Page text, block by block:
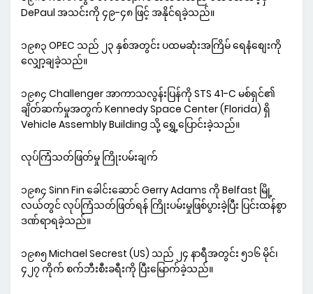
DePaul အသင်းကို ၄၉-၄၈ ဖြင့် အနိုင်ရခဲ့သည်။
၁၉၈၃ OPEC သည် ၂၃ နှစ်အတွင်း ပထမဆုံးအကြိမ် ရေနံစျေးကို
လျှော့ချခဲ့သည်။
၁၉၈၄ Challenger အာကာသလွန်းပြန်ကို STS 41-C မစ်ရှင်၏
ချိတ်ဆက်မှုအတွက် Kennedy Space Center (Florida) ရှိ
Vehicle Assembly Building သို့ ရွှေ့ပြောင်းခဲ့သည်။
လုပ်ကြံသတ်ဖြတ်မှု ကြိုးပမ်းချက်
၁၉၈၄ Sinn Fin ခေါင်းဆောင် Gerry Adams ကို Belfast မြို့
လယ်တွင် လုပ်ကြံသတ်ဖြတ်ရန် ကြိုးပမ်းမှုဖြစ်ပွားခဲ့ပြီး ပြင်းထန်စွာ
ဒဏ်ရာရခဲ့သည်။
၁၉၈၅ Michael Secrest (US) သည် ၂၄ နာရီအတွင်း ၅၁၆ မိုင်၊
၄၂၇ ကိုက် စက်ဘီးစီးခရီးကို ပြီးမြောက်ခဲ့သည်။